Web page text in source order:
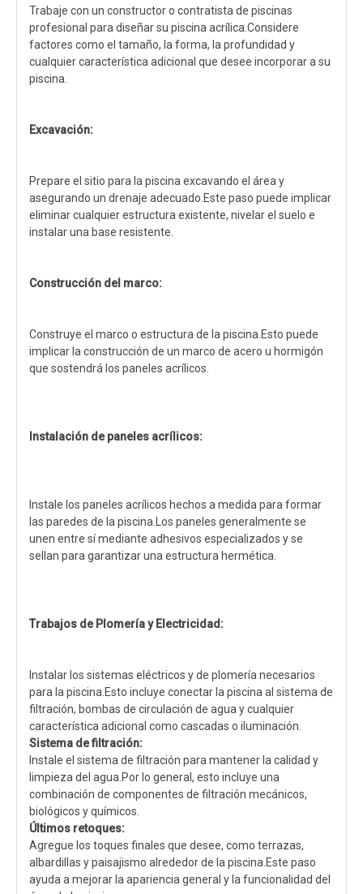
Trabaje con un constructor o contratista de piscinas
profesional para diseñar su piscina acrílica.Considere
factores como el tamaño, la forma, la profundidad y
cualquier característica adicional que desee incorporar a su
piscina.
Excavación:
Prepare el sitio para la piscina excavando el área y
asegurando un drenaje adecuado.Este paso puede implicar
eliminar cualquier estructura existente, nivelar el suelo e
instalar una base resistente.
Construcción del marco:
Construye el marco o estructura de la piscina.Esto puede
implicar la construcción de un marco de acero u hormigón
que sostendrá los paneles acrílicos.
Instalación de paneles acrílicos:
Instale los paneles acrílicos hechos a medida para formar
las paredes de la piscina.Los paneles generalmente se
unen entre sí mediante adhesivos especializados y se
sellan para garantizar una estructura hermética.
Trabajos de Plomería y Electricidad:
Instalar los sistemas eléctricos y de plomería necesarios
para la piscina.Esto incluye conectar la piscina al sistema de
filtración, bombas de circulación de agua y cualquier
característica adicional como cascadas o iluminación.
Sistema de filtración:
Instale el sistema de filtración para mantener la calidad y
limpieza del agua.Por lo general, esto incluye una
combinación de componentes de filtración mecánicos,
biológicos y químicos.
Últimos retoques:
Agregue los toques finales que desee, como terrazas,
albardillas y paisajismo alrededor de la piscina.Este paso
ayuda a mejorar la apariencia general y la funcionalidad del